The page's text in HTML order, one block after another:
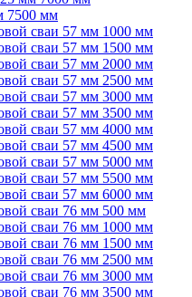
7500 мм
сваи 57 мм 1000 мм
сваи 57 мм 1500 мм
сваи 57 мм 2000 мм
сваи 57 мм 2500 мм
сваи 57 мм 3000 мм
сваи 57 мм 3500 мм
сваи 57 мм 4000 мм
сваи 57 мм 4500 мм
сваи 57 мм 5000 мм
сваи 57 мм 5500 мм
сваи 57 мм 6000 мм
сваи 76 мм 500 мм
сваи 76 мм 1000 мм
сваи 76 мм 1500 мм
сваи 76 мм 2500 мм
сваи 76 мм 3000 мм
сваи 76 мм 3500 мм